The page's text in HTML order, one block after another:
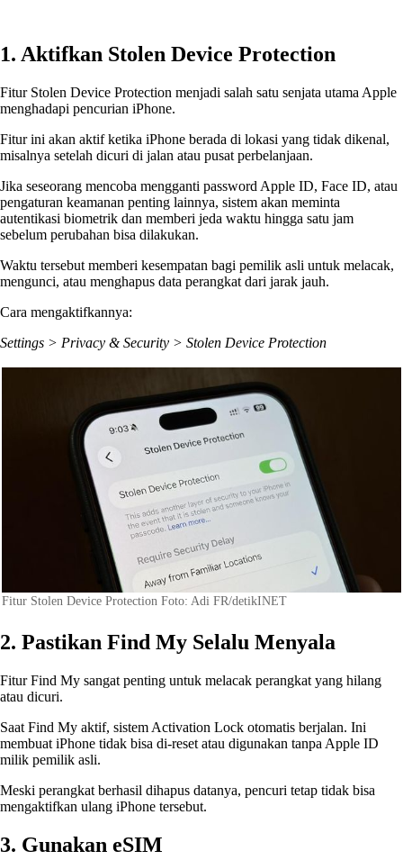
1. Aktifkan Stolen Device Protection
Fitur Stolen Device Protection menjadi salah satu senjata utama Apple
menghadapi pencurian iPhone.
Fitur ini akan aktif ketika iPhone berada di lokasi yang tidak dikenal,
misalnya setelah dicuri di jalan atau pusat perbelanjaan.
Jika seseorang mencoba mengganti password Apple ID, Face ID, atau
pengaturan keamanan penting lainnya, sistem akan meminta
autentikasi biometrik dan memberi jeda waktu hingga satu jam
sebelum perubahan bisa dilakukan.
Waktu tersebut memberi kesempatan bagi pemilik asli untuk melacak,
mengunci, atau menghapus data perangkat dari jarak jauh.
Cara mengaktifkannya:
Settings > Privacy & Security > Stolen Device Protection
Fitur Stolen Device Protection Foto: Adi FR/detikINET
2. Pastikan Find My Selalu Menyala
Fitur Find My sangat penting untuk melacak perangkat yang hilang
atau dicuri.
Saat Find My aktif, sistem Activation Lock otomatis berjalan. Ini
membuat iPhone tidak bisa di-reset atau digunakan tanpa Apple ID
milik pemilik asli.
Meski perangkat berhasil dihapus datanya, pencuri tetap tidak bisa
mengaktifkan ulang iPhone tersebut.
3. Gunakan eSIM